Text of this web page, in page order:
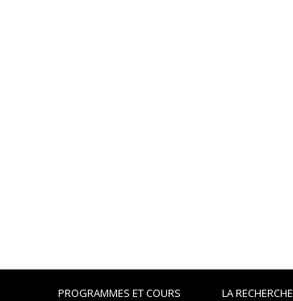
PROGRAMMES ET COURS LA RECHERCHE